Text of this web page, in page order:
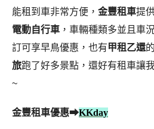
能租到車非常方便， 金豐租車提
電動自行車 ，車輛種類多並且車
訂可享早鳥優惠，也有甲租乙還
旅跑了好多景點，還好有租車讓
~
金豐租車優惠➡KKday